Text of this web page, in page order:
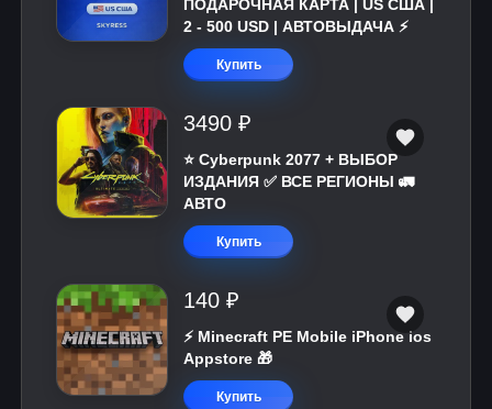
ПОДАРОЧНАЯ КАРТА | US США |
2 - 500 USD | АВТОВЫДАЧА ⚡️
Купить
3490 ₽
⭐ Cyberpunk 2077 + ВЫБОР
ИЗДАНИЯ ✅ ВСЕ РЕГИОНЫ 🚛
АВТО
Купить
140 ₽
⚡️ Minecraft PE Mobile iPhone ios
Appstore 🎁
Купить